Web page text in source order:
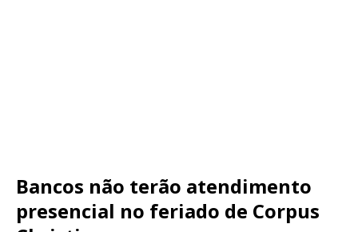
Bancos não terão atendimento
presencial no feriado de Corpus